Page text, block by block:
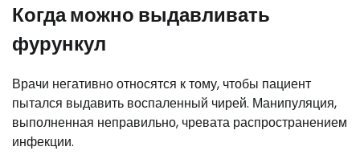
Когда можно выдавливать
фурункул
Врачи негативно относятся к тому, чтобы пациент
пытался выдавить воспаленный чирей. Манипуляция,
выполненная неправильно, чревата распространением
инфекции.